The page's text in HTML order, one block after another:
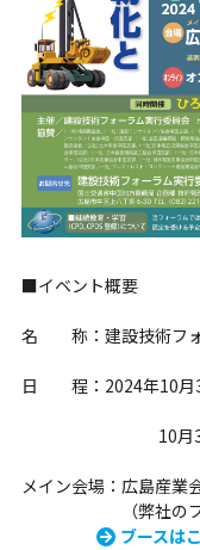
■イベント概要
名 称：建設技術フォ
日 程：2024年10月
10月31日（
メイン会場：広島産業
（弊社のブース
ブースは